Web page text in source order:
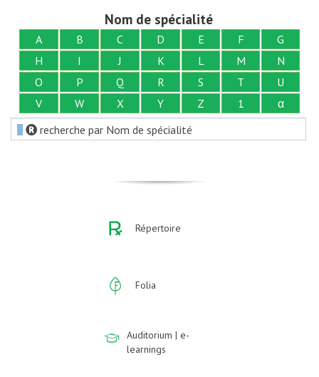
Nom de spécialité
A B C D E F
G
H
I J K L M
N
O
P Q R S T
U
V
W X Y Z 1
α
recherche par Nom de spécialité
Répertoire
Folia
Auditorium | e-
learnings